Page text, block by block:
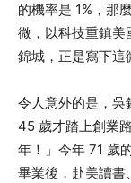
的機率是 1%，那
微，以科技重鎮美
錦城，正是寫下這
令人意外的是，吳
45 歲才踏上創業
年！」今年 71 歲
畢業後，赴美讀書